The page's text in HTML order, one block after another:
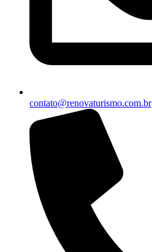
contato@renovaturismo.com.br